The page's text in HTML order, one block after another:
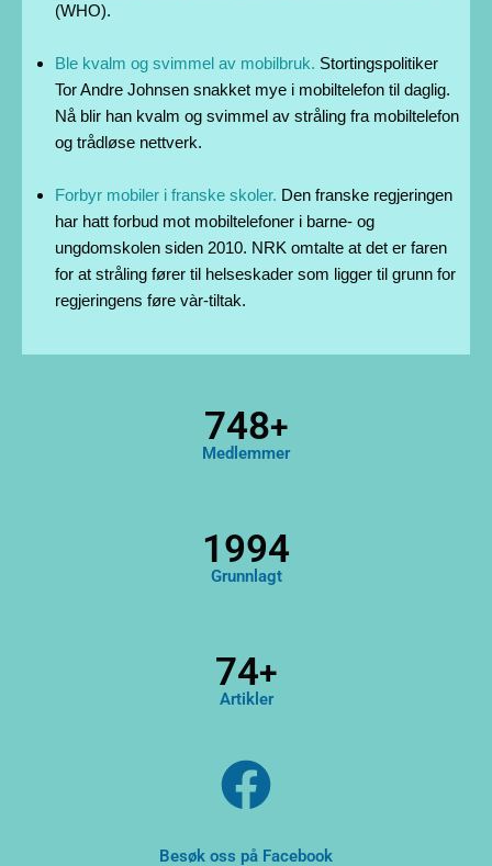
(WHO).
Ble kvalm og svimmel av mobilbruk. Stortingspolitiker
Tor Andre Johnsen snakket mye i mobiltelefon til daglig.
Nå blir han kvalm og svimmel av stråling fra mobiltelefon
og trådløse nettverk.
Forbyr mobiler i franske skoler. Den franske regjeringen
har hatt forbud mot mobiltelefoner i barne- og
ungdomskolen siden 2010. NRK omtalte at det er faren
for at stråling fører til helseskader som ligger til grunn for
regjeringens føre vàr-tiltak.
914+
Medlemmer
1994
Grunnlagt
91+
Artikler
F
a
Besøk oss på Facebook